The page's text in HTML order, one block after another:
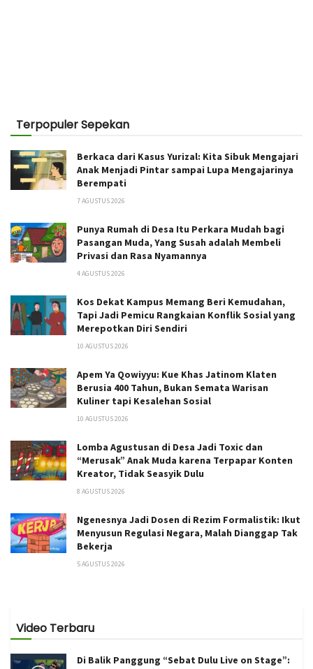
Terpopuler Sepekan
Berkaca dari Kasus Yurizal: Kita Sibuk Mengajari
Anak Menjadi Pintar sampai Lupa Mengajarinya
Berempati
7 AGUSTUS 2026
Punya Rumah di Desa Itu Perkara Mudah bagi
Pasangan Muda, Yang Susah adalah Membeli
Privasi dan Rasa Nyamannya
4 AGUSTUS 2026
Kos Dekat Kampus Memang Beri Kemudahan,
Tapi Jadi Pemicu Rangkaian Konflik Sosial yang
Merepotkan Diri Sendiri
10 AGUSTUS 2026
Apem Ya Qowiyyu: Kue Khas Jatinom Klaten
Berusia 400 Tahun, Bukan Semata Warisan
Kuliner tapi Kesalehan Sosial
10 AGUSTUS 2026
Lomba Agustusan di Desa Jadi Toxic dan
“Merusak” Anak Muda karena Terpapar Konten
Kreator, Tidak Seasyik Dulu
8 AGUSTUS 2026
Ngenesnya Jadi Dosen di Rezim Formalistik: Ikut
Menyusun Regulasi Negara, Malah Dianggap Tak
Bekerja
5 AGUSTUS 2026
Video Terbaru
Di Balik Panggung “Sebat Dulu Live on Stage”: